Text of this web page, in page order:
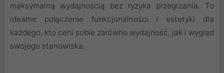
maksymalną wydajnością bez ryzyka przegrzania. To
idealne połączenie funkcjonalności i estetyki dla
każdego, kto ceni sobie zarówno wydajność, jak i wygląd
swojego stanowiska.